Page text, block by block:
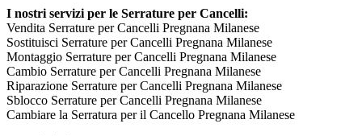
I nostri servizi per le Serrature per Cancelli:
Vendita Serrature per Cancelli Pregnana Milanese
Sostituisci Serrature per Cancelli Pregnana Milanese
Montaggio Serrature per Cancelli Pregnana Milanese
Cambio Serrature per Cancelli Pregnana Milanese
Riparazione Serrature per Cancelli Pregnana Milanese
Sblocco Serrature per Cancelli Pregnana Milanese
Cambiare la Serratura per il Cancello Pregnana Milanese